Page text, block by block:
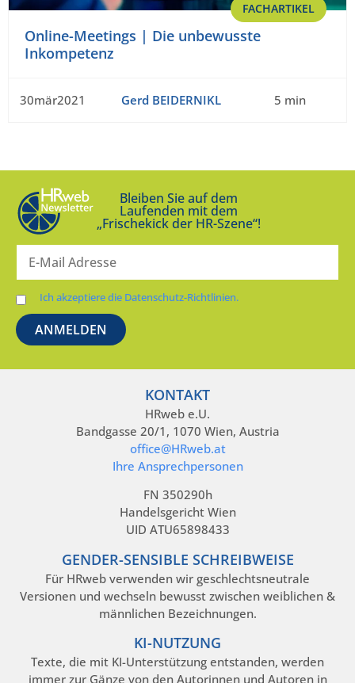
FACHARTIKEL
Online-Meetings | Die unbewusste
Inkompetenz
30mär2021 Gerd BEIDERNIKL 5 min
Bleiben Sie auf dem
Laufenden mit dem
„Frischekick der HR-Szene“!
Ich akzeptiere die Datenschutz-Richtlinien.
KONTAKT
HRweb e.U.
Bandgasse 20/1, 1070 Wien, Austria
office@HRweb.at
Ihre Ansprechpersonen
FN 350290h
Handelsgericht Wien
UID ATU65898433
GENDER-SENSIBLE SCHREIBWEISE
Für HRweb verwenden wir geschlechtsneutrale
Versionen und wechseln bewusst zwischen weiblichen &
männlichen Bezeichnungen.
KI-NUTZUNG
Texte, die mit KI-Unterstützung entstanden, werden
immer zur Gänze von den Autorinnen und Autoren in